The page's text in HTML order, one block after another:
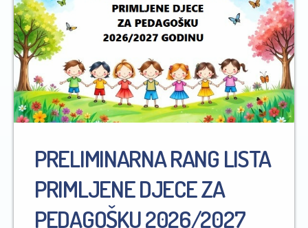
PRELIMINARNA RANG LISTA
PRIMLJENE DJECE ZA
PEDAGOŠKU 2026/2027